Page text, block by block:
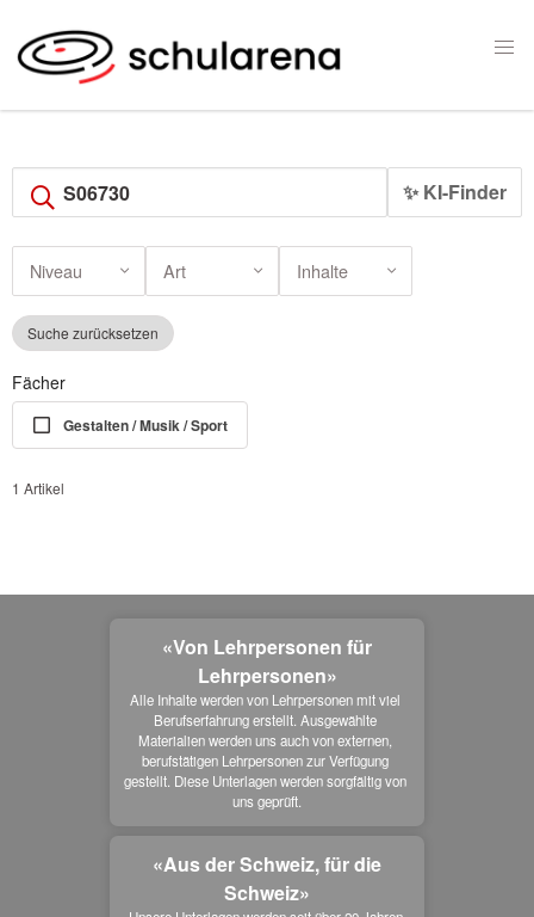
✨ KI-Finder
Niveau Art Inhalte
Suche zurücksetzen
Fächer
Gestalten / Musik / Sport
1 Artikel
«Von Lehrpersonen für
Lehrpersonen»
Alle Inhalte werden von Lehrpersonen mit viel
Berufserfahrung erstellt. Ausgewählte
Materialien werden uns auch von externen,
berufstätigen Lehrpersonen zur Verfügung
gestellt. Diese Unterlagen werden sorgfältig von
uns geprüft.
«Aus der Schweiz, für die
Schweiz»